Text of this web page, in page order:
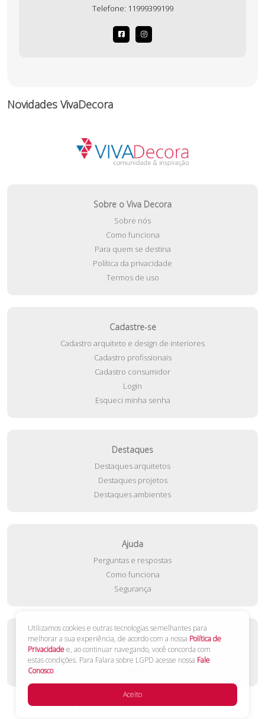
Telefone: 11999399199
Novidades VivaDecora
Sobre o Viva Decora
Sobre nós
Como funciona
Para quem se destina
Política da privacidade
Termos de uso
Cadastre-se
Cadastro arquiteto e design de interiores
Cadastro profissionais
Cadastro consumidor
Login
Esqueci minha senha
Destaques
Destaques arquitetos
Destaques projetos
Destaques ambientes
Ajuda
Perguntas e respostas
Como funciona
Segurança
Contato
Fale conosco
Copyright ® 2026 Viva Decora - Todos os direitos reservados
Utilizamos cookies e outras tecnologias semelhantes para
melhorar a sua experiência, de acordo com a nossa Política de
Privacidadee, ao continuar navegando, você concorda com
estas condições. Para Falara sobre LGPD acesse nossa Fale
Conosco.
Aceito